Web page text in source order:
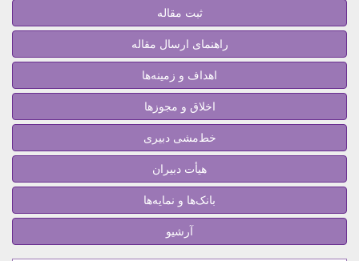
ثبت مقاله
راهنمای ارسال مقاله
اهداف و زمینه‌ها
اخلاق و مجوزها
خط‌مشی‌ دبیری
هیأت دبیران
بانک‌ها و نمایه‌ها
آرشیو